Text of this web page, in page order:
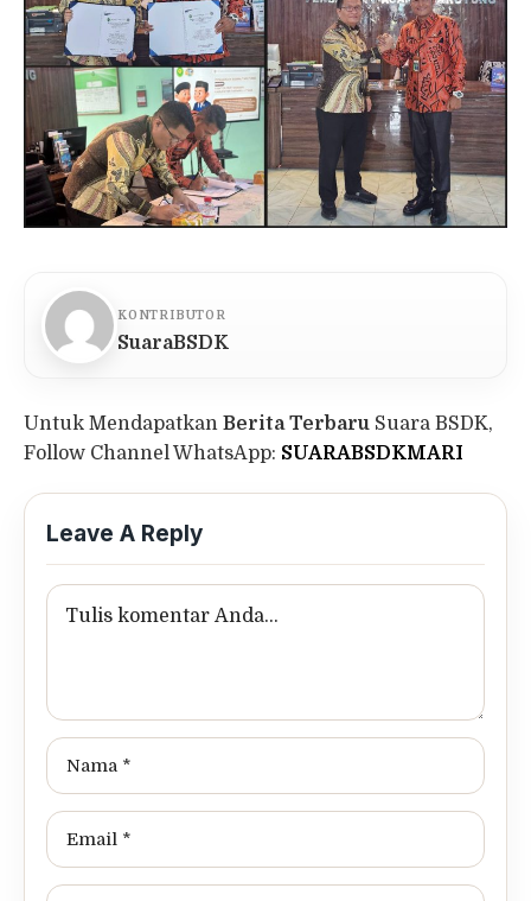
KONTRIBUTOR
SuaraBSDK
Untuk Mendapatkan Berita Terbaru Suara BSDK,
Follow Channel WhatsApp: SUARABSDKMARI
Leave A Reply